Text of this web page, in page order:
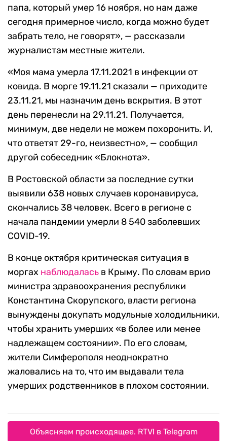
папа, который умер 16 ноября, но нам даже
сегодня примерное число, когда можно будет
забрать тело, не говорят», — рассказали
журналистам местные жители.
«Моя мама умерла 17.11.2021 в инфекции от
ковида. В морге 19.11.21 сказали — приходите
23.11.21, мы назначим день вскрытия. В этот
день перенесли на 29.11.21. Получается,
минимум, две недели не можем похоронить. И,
что ответят 29-го, неизвестно», — сообщил
другой собеседник «Блокнота».
В Ростовской области за последние сутки
выявили 638 новых случаев коронавируса,
скончались 38 человек. Всего в регионе с
начала пандемии умерли 8 540 заболевших
COVID-19.
В конце октября критическая ситуация в
моргах наблюдалась в Крыму. По словам врио
министра здравоохранения республики
Константина Скорупского, власти региона
вынуждены докупать модульные холодильники,
чтобы хранить умерших «в более или менее
надлежащем состоянии». По его словам,
жители Симферополя неоднократно
жаловались на то, что им выдавали тела
умерших родственников в плохом состоянии.
Объясняем происходящее. RTVI в Telegram